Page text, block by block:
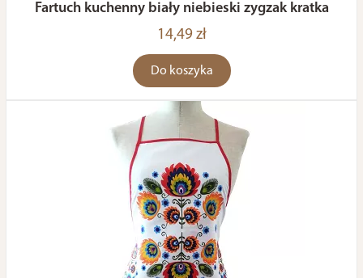
Fartuch kuchenny biały niebieski zygzak kratka
14,49 zł
Do koszyka